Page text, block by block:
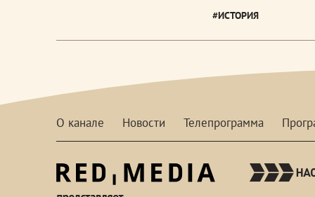
#ИСТОРИЯ
О канале Новости Телепрограмма